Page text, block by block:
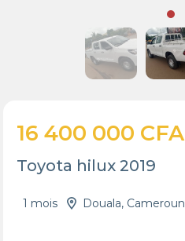
16 400 000 CFA
Toyota hilux 2019
1 mois Douala, Cameroun